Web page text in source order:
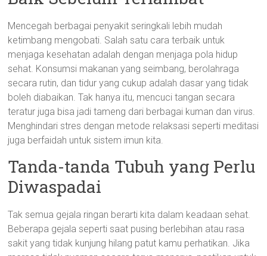
Mencegah berbagai penyakit seringkali lebih mudah
ketimbang mengobati. Salah satu cara terbaik untuk
menjaga kesehatan adalah dengan menjaga pola hidup
sehat. Konsumsi makanan yang seimbang, berolahraga
secara rutin, dan tidur yang cukup adalah dasar yang tidak
boleh diabaikan. Tak hanya itu, mencuci tangan secara
teratur juga bisa jadi tameng dari berbagai kuman dan virus.
Menghindari stres dengan metode relaksasi seperti meditasi
juga berfaidah untuk sistem imun kita.
Tanda-tanda Tubuh yang Perlu
Diwaspadai
Tak semua gejala ringan berarti kita dalam keadaan sehat.
Beberapa gejala seperti saat pusing berlebihan atau rasa
sakit yang tidak kunjung hilang patut kamu perhatikan. Jika